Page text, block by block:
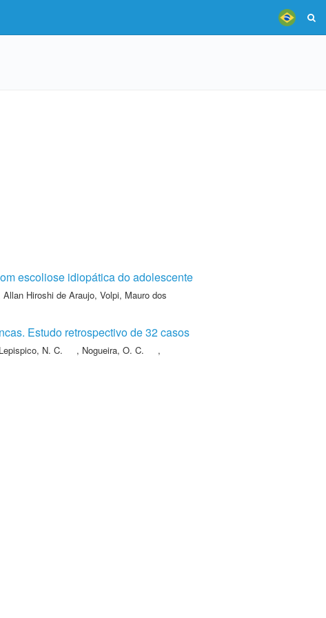
escoliose idiopática do adolescente
Allan Hiroshi de Araujo, Volpi, Mauro dos
Estudo retrospectivo de 32 casos
Lepispico, N. C. , Nogueira, O. C.
,